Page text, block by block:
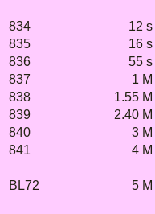
834 12 s
835
16 s
836
55 s
837
1 M
838
1.55 M
839
2.40 M
840
3 M
841
4 M
BL72 5 M